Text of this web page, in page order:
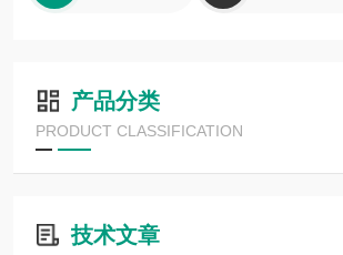
产品分类
PRODUCT CLASSIFICATION
技术文章